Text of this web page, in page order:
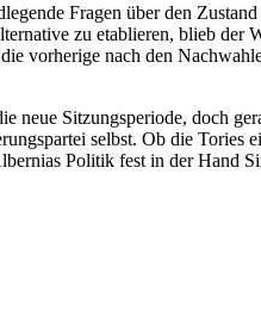
Fragen über den
zu etablieren, blieb
vorherige nach den
neue Sitzungsperiode, doch
selbst. Ob die
Politik fest in der Hand